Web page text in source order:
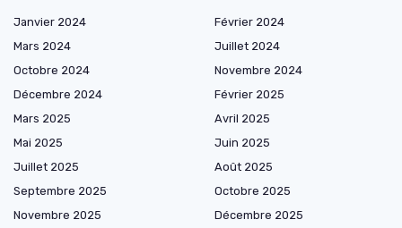
Janvier 2024
Février 2024
Mars 2024
Juillet 2024
Octobre 2024
Novembre 2024
Décembre 2024
Février 2025
Mars 2025
Avril 2025
Mai 2025
Juin 2025
Juillet 2025
Août 2025
Septembre 2025
Octobre 2025
Novembre 2025
Décembre 2025